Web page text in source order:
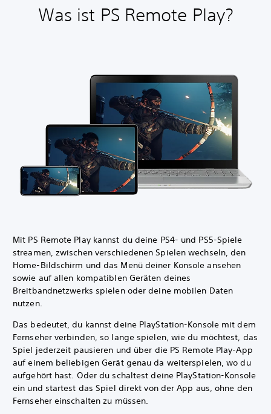
Was ist PS Remote Play?
Mit PS Remote Play kannst du deine PS4- und PS5-Spiele
streamen, zwischen verschiedenen Spielen wechseln, den
Home-Bildschirm und das Menü deiner Konsole ansehen
sowie auf allen kompatiblen Geräten deines
Breitbandnetzwerks spielen oder deine mobilen Daten
nutzen.
Das bedeutet, du kannst deine PlayStation-Konsole mit dem
Fernseher verbinden, so lange spielen, wie du möchtest, das
Spiel jederzeit pausieren und über die PS Remote Play-App
auf einem beliebigen Gerät genau da weiterspielen, wo du
aufgehört hast. Oder du schaltest deine PlayStation-Konsole
ein und startest das Spiel direkt von der App aus, ohne den
Fernseher einschalten zu müssen.